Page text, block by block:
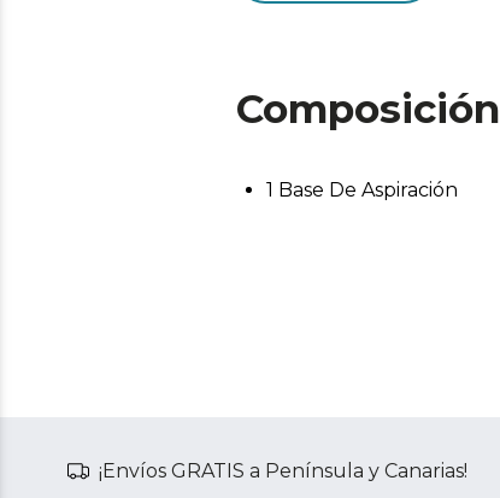
Composición
1 Base De Aspiración
¡Envíos GRATIS a Península y Canarias!